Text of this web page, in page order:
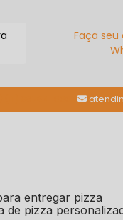
Faça
entregar pizza
de pizza